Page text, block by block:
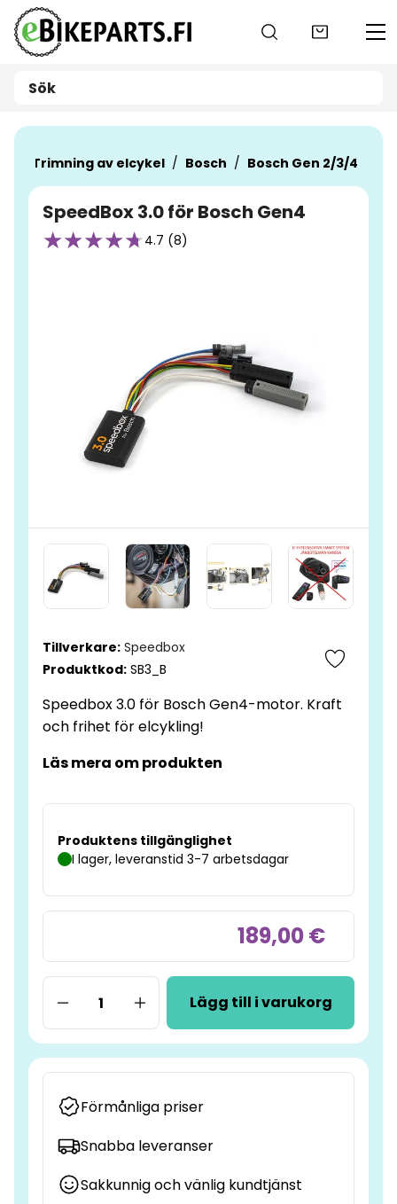
Gå till huvudinnehåll
Trimning av elcykel Bosch Bosch Gen 2/3/4
SpeedBox 3.0 för Bosch Gen4
4.7 (8)
Tillverkare: Speedbox
Produktkod: SB3_B
Speedbox 3.0 för Bosch Gen4-motor. Kraft
och frihet för elcykling!
Läs mera om produkten
Produktens tillgänglighet
I lager, leveranstid 3-7 arbetsdagar
189,00 €
Lägg till i varukorg
Förmånliga priser
Snabba leveranser
Sakkunnig och vänlig kundtjänst